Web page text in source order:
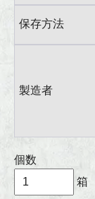
保存方法
製造者
個数
箱